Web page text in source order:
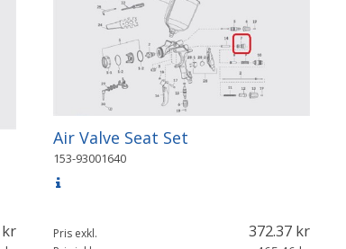
Air Valve Seat Set
153-93001640
Pris exkl. 372.37